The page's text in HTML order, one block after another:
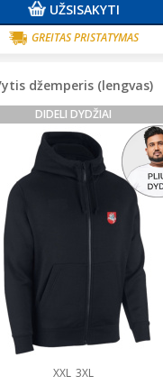
UŽSISAKYTI
GREITAS PRISTATYMAS
džemperis (lengvas)
DIDELI DYDŽIAI
XXL 3XL